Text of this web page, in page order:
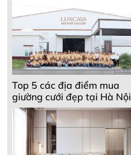
Top 5 các địa điểm mua
giường cưới đẹp tại Hà Nội